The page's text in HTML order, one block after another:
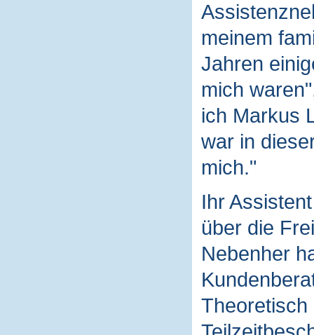
meinem
Jahren
mich
ich Markus
war in
mich."
Ihr
über die
Nebenher
Theoretisch